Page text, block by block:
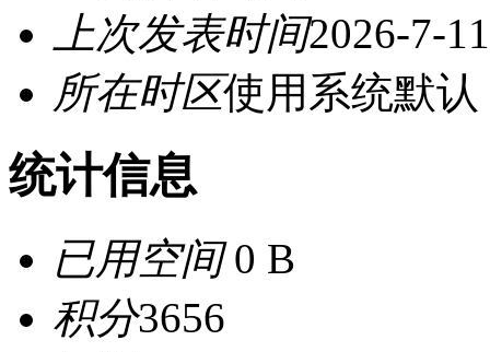
上次发表时间2026-7-
所在时区使用系统默认
统计信息
已用空间0 B
积分3656